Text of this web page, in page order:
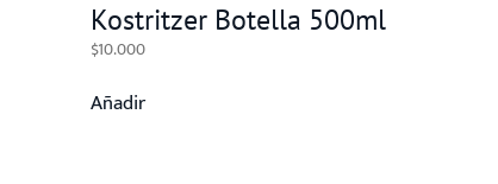
Kostritzer Botella 500ml
$10.000
Añadir